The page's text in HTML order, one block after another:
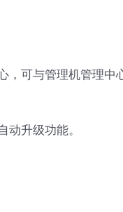
，可与管理机管理中
动升级功能。